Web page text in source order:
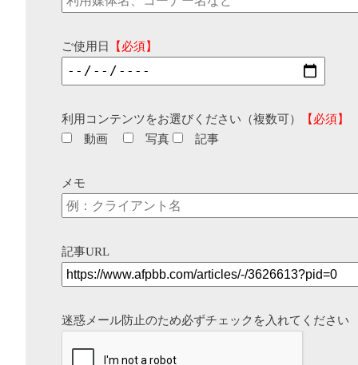
ご使用日 【必須】
利用コンテンツをお選びください（複数可）
【必須】
動画
写真 記事
メモ
記事URL
迷惑メール防止のため必ずチェックを入れてください